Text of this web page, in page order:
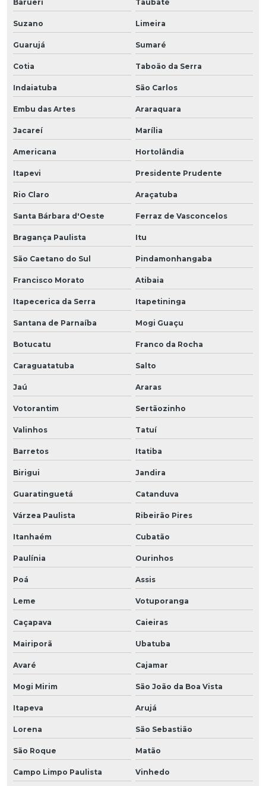
Barueri Taubaté
Suzano Limeira
Guarujá Sumaré
Cotia Taboão da Serra
Indaiatuba São Carlos
Embu das Artes Araraquara
Jacareí Marília
Americana Hortolândia
Itapevi Presidente Prudente
Rio Claro Araçatuba
Santa Bárbara d'Oeste Ferraz de Vasconcelos
Bragança Paulista Itu
São Caetano do Sul Pindamonhangaba
Francisco Morato Atibaia
Itapecerica da Serra Itapetininga
Santana de Parnaíba Mogi Guaçu
Botucatu Franco da Rocha
Caraguatatuba Salto
Jaú Araras
Votorantim Sertãozinho
Valinhos Tatuí
Barretos Itatiba
Birigui Jandira
Guaratinguetá Catanduva
Várzea Paulista Ribeirão Pires
Itanhaém Cubatão
Paulínia Ourinhos
Poá Assis
Leme Votuporanga
Caçapava Caieiras
Mairiporã Ubatuba
Avaré Cajamar
Mogi Mirim São João da Boa Vista
Itapeva Arujá
Lorena São Sebastião
São Roque Matão
Campo Limpo Paulista Vinhedo